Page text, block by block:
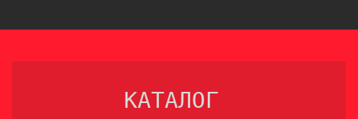
КАТАЛОГ